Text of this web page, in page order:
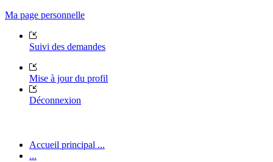
Ma page personnelle
Suivi des demandes
Mise à jour du profil
Déconnexion
Accueil principal ...
...